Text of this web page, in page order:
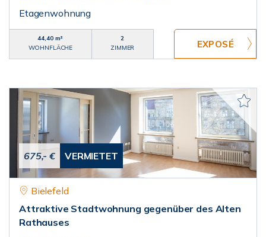
Etagenwohnung
44,40 m²
WOHNFLÄCHE
2
ZIMMER
675,- € VERMIETET
Bielefeld
Attraktive Stadtwohnung gegenüber des Alten
Rathauses